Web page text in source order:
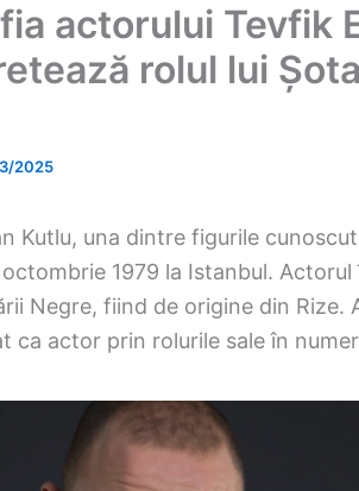
actorului Tevfik
rolul lui
2025
Kutlu, una dintre figurile
1979 la Istanbul.
Negre, fiind de origine din
ca actor prin rolurile sale în